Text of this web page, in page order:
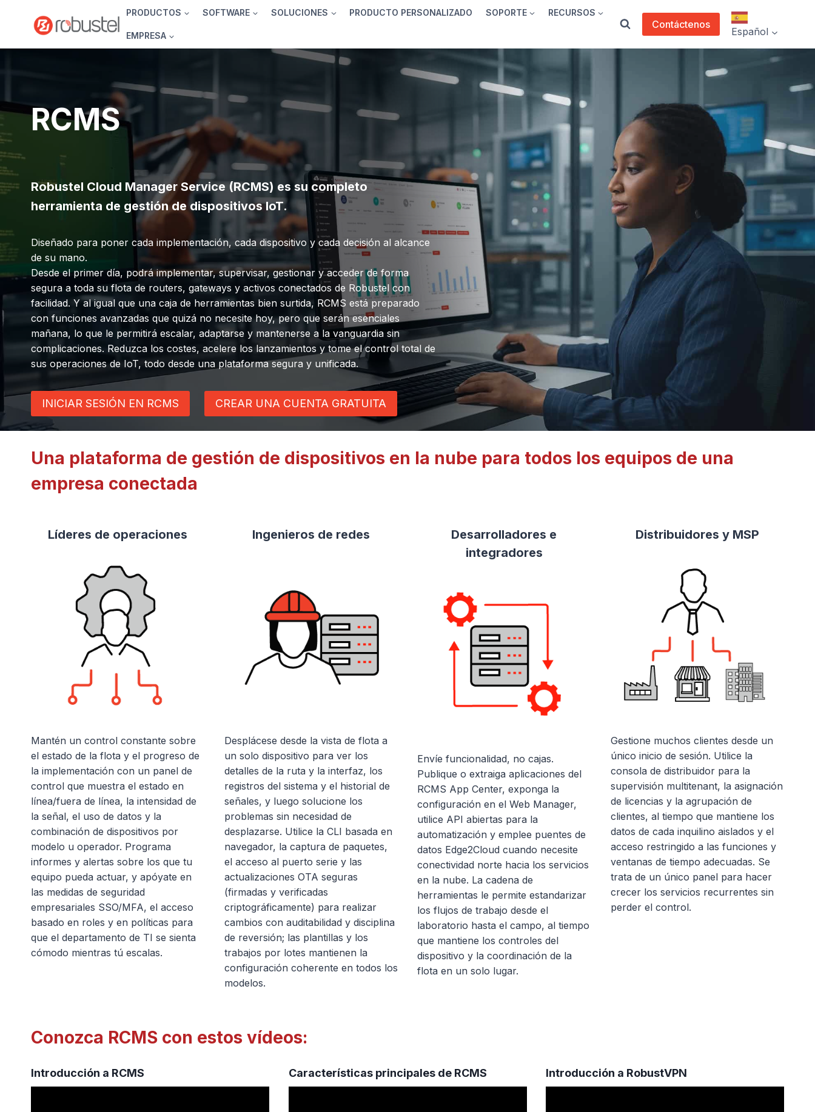
contenido
PRODUCTOS SOFTWARE SOLUCIONES PRODUCTO PERSONALIZADO SOPORTE RECURSOS
EMPRESA
Contáctenos
Español
RCMS
Robustel Cloud Manager Service (RCMS) es su completo
herramienta de gestión de dispositivos IoT.
Diseñado para poner cada implementación, cada dispositivo y cada decisión al alcance
de su mano.
Desde el primer día, podrá implementar, supervisar, gestionar y acceder de forma
segura a toda su flota de routers, gateways y activos conectados de Robustel con
facilidad. Y al igual que una caja de herramientas bien surtida, RCMS está preparado
con funciones avanzadas que quizá no necesite hoy, pero que serán esenciales
mañana, lo que le permitirá escalar, adaptarse y mantenerse a la vanguardia sin
complicaciones. Reduzca los costes, acelere los lanzamientos y tome el control total de
sus operaciones de IoT, todo desde una plataforma segura y unificada.
INICIAR SESIÓN EN RCMS CREAR UNA CUENTA GRATUITA
Una plataforma de gestión de dispositivos en la nube para todos los equipos de una
empresa conectada
Líderes de operaciones
Mantén un control constante sobre
el estado de la flota y el progreso de
la implementación con un panel de
control que muestra el estado en
línea/fuera de línea, la intensidad de
la señal, el uso de datos y la
combinación de dispositivos por
modelo u operador. Programa
informes y alertas sobre los que tu
equipo pueda actuar, y apóyate en
las medidas de seguridad
empresariales SSO/MFA, el acceso
basado en roles y en políticas para
que el departamento de TI se sienta
cómodo mientras tú escalas.
Ingenieros de redes
Desplácese desde la vista de flota a
un solo dispositivo para ver los
detalles de la ruta y la interfaz, los
registros del sistema y el historial de
señales, y luego solucione los
problemas sin necesidad de
desplazarse. Utilice la CLI basada en
navegador, la captura de paquetes,
el acceso al puerto serie y las
actualizaciones OTA seguras
(firmadas y verificadas
criptográficamente) para realizar
cambios con auditabilidad y disciplina
de reversión; las plantillas y los
trabajos por lotes mantienen la
configuración coherente en todos los
modelos.
Desarrolladores e
integradores
Envíe funcionalidad, no cajas.
Publique o extraiga aplicaciones del
RCMS App Center, exponga la
configuración en el Web Manager,
utilice API abiertas para la
automatización y emplee puentes de
datos Edge2Cloud cuando necesite
conectividad norte hacia los servicios
en la nube. La cadena de
herramientas le permite estandarizar
los flujos de trabajo desde el
laboratorio hasta el campo, al tiempo
que mantiene los controles del
dispositivo y la coordinación de la
flota en un solo lugar.
Distribuidores y MSP
Gestione muchos clientes desde un
único inicio de sesión. Utilice la
consola de distribuidor para la
supervisión multitenant, la asignación
de licencias y la agrupación de
clientes, al tiempo que mantiene los
datos de cada inquilino aislados y el
acceso restringido a las funciones y
ventanas de tiempo adecuadas. Se
trata de un único panel para hacer
crecer los servicios recurrentes sin
perder el control.
Conozca RCMS con estos vídeos:
Introducción a RCMS Características principales de RCMS Introducción a RobustVPN